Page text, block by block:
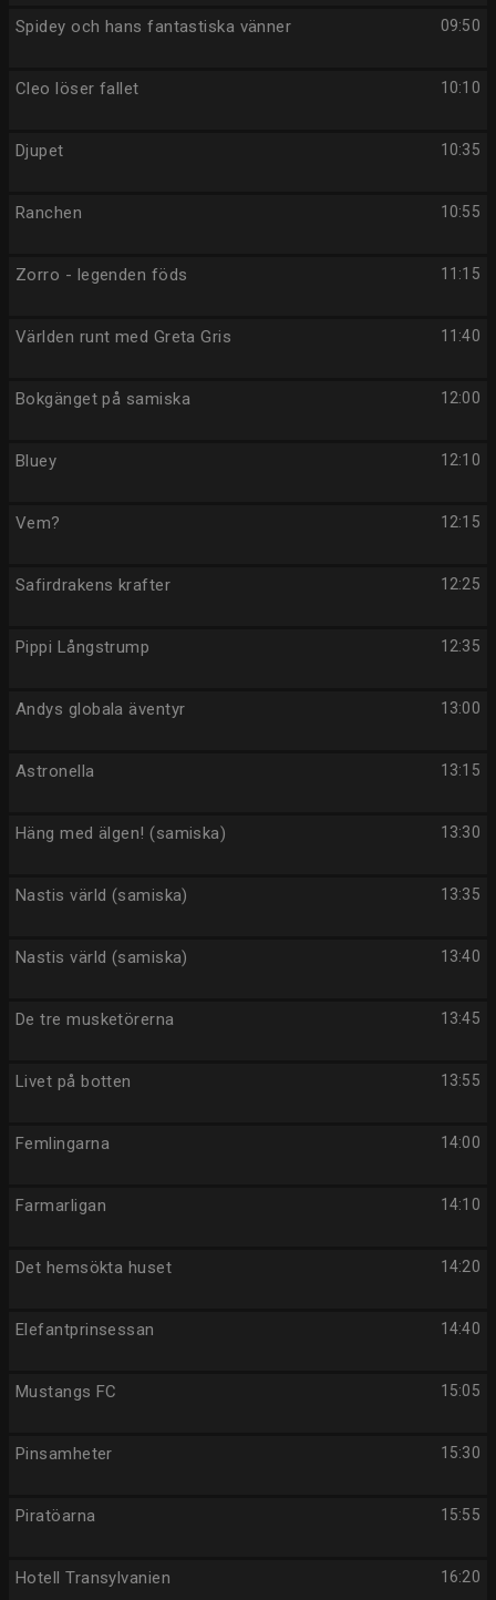
09:50
Spidey och hans fantastiska vänner
10:10
Cleo löser fallet
10:35
Djupet
10:55
Ranchen
11:15
Zorro - legenden föds
11:40
Världen runt med Greta Gris
12:00
Bokgänget på samiska
12:10
Bluey
12:15
Vem?
12:25
Safirdrakens krafter
12:35
Pippi Långstrump
13:00
Andys globala äventyr
13:15
Astronella
13:30
Häng med älgen! (samiska)
13:35
Nastis värld (samiska)
13:40
Nastis värld (samiska)
13:45
De tre musketörerna
13:55
Livet på botten
14:00
Femlingarna
14:10
Farmarligan
14:20
Det hemsökta huset
14:40
Elefantprinsessan
15:05
Mustangs FC
15:30
Pinsamheter
15:55
Piratöarna
16:20
Hotell Transylvanien